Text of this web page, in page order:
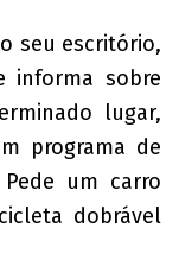
seu escritório,
informa sobre
lugar,
programa de
um carro
dobrável